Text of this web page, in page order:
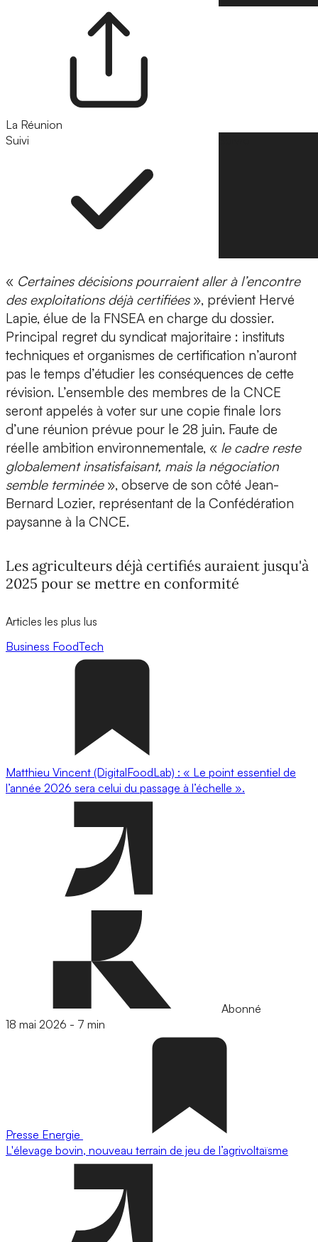
La Réunion
Suivi
« Certaines décisions pourraient aller à l’encontre
des exploitations déjà certifiées», prévient Hervé
Lapie, élue de la FNSEA en charge du dossier.
Principal regret du syndicat majoritaire : instituts
techniques et organismes de certification n’auront
pas le temps d’étudier les conséquences de cette
révision. L’ensemble des membres de la CNCE
seront appelés à voter sur une copie finale lors
d’une réunion prévue pour le 28 juin. Faute de
réelle ambition environnementale, « le cadre reste
globalement insatisfaisant, mais la négociation
semble terminée», observe de son côté Jean-
Bernard Lozier, représentant de la Confédération
paysanne à la CNCE.
Les agriculteurs déjà certifiés auraient jusqu'à
2025 pour se mettre en conformité
Articles les plus lus
Business FoodTech
Matthieu Vincent (DigitalFoodLab) : « Le point essentiel de
l’année 2026 sera celui du passage à l’échelle ».
Abonné
18 mai 2026 - 7 min
Presse Energie
L'élevage bovin, nouveau terrain de jeu de l’agrivoltaïsme